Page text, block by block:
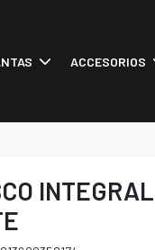
ACCESORIOS